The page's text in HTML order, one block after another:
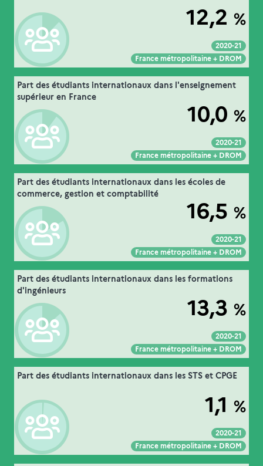
12,2 %
2020-21
France métropolitaine + DROM
Voir :
Intégrer :
Partager :
Source :
MESRE-DGESIP/DGRI-SIES
Part des étudiants internationaux dans l'enseignement
supérieur en France
10,0 %
2020-21
France métropolitaine + DROM
Voir :
Intégrer :
Partager :
Extrait de la fiche "
16. les étudiants en mobilité internationale
Source :
MESRE-DGESIP/DGRI-SIES
Part des étudiants internationaux dans les écoles de
commerce, gestion et comptabilité
16,5 %
2020-21
France métropolitaine + DROM
Voir :
Intégrer :
Partager :
Extrait de la fiche "
16. les étudiants en mobilité internationale
dans l’enseignement supérieur
".
Source :
MESRE-DGESIP/DGRI-SIES
Part des étudiants internationaux dans les formations
d'ingénieurs
13,3 %
2020-21
France métropolitaine + DROM
Voir :
Intégrer :
Partager :
Extrait de la fiche "
16. les étudiants en mobilité internationale
Source :
MESRE-DGESIP/DGRI-SIES
Part des étudiants internationaux dans les STS et CPGE
1,1 %
2020-21
France métropolitaine + DROM
Voir :
Intégrer :
Partager :
Extrait de la fiche "
16. les étudiants en mobilité internationale
Source :
MESRE-DGESIP/DGRI-SIES